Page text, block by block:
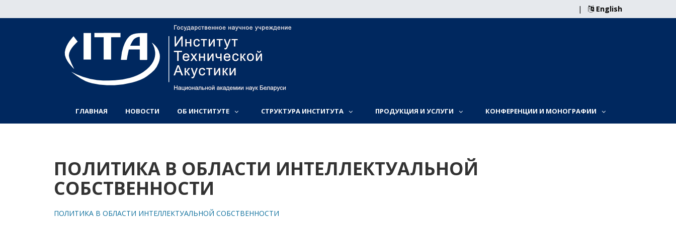
| English
ГЛАВНАЯ НОВОСТИ ОБ ИНСТИТУТЕ СТРУКТУРА ИНСТИТУТА ПРОДУКЦИЯ И УСЛУГИ КОНФЕРЕНЦИИ И МОНОГРАФИИ
ПОЛИТИКА В ОБЛАСТИ ИНТЕЛЛЕКТУАЛЬНОЙ
СОБСТВЕННОСТИ
ПОЛИТИКА В ОБЛАСТИ ИНТЕЛЛЕКТУАЛЬНОЙ СОБСТВЕННОСТИ